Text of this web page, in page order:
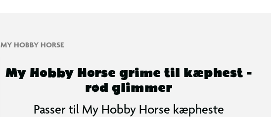
MY HOBBY HORSE
My Hobby Horse grime til kæphest -
rød glimmer
Passer til My Hobby Horse kæpheste